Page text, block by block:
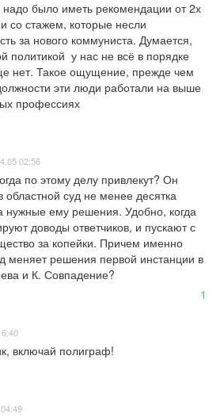
было иметь рекомендации от 2х
со стажем, которые несли
за нового коммуниста. Думается,
политикой  у нас не всё в порядке
нет. Такое ощущение, прежде чем
эти люди работали на выше
профессиях
02:56
по этому делу привлекут? Он
областной суд не менее десятка
нужные ему решения. Удобно, когда
доводы ответчиков, и пускают с
за копейки. Причем именно
меняет решения первой инстанции в
и К. Совпадение?
1
включай полиграф!